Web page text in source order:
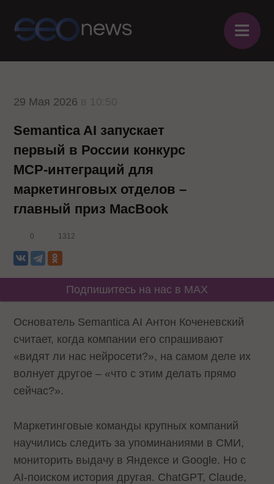
≡
29 Мая 2026
Semantica AI запускает
первый в России конкурс
MCP-интеграций для
маркетинговых отделов –
главный приз MacBook
0 1312
Подпишитесь на нас в MAX
Основатель Semantica AI Антон Коченевский
считает, когда компании его спрашивают
«видят ли нас нейросети?», на самом деле их
волнует другое – «что с этим делать прямо
сейчас?».
Маркетинговые команды крупных компаний
научились следить за упоминаниями в СМИ,
мониторить выдачу в Яндексе и Google. Но с
AI-поиском история другая. ChatGPT, Claude,